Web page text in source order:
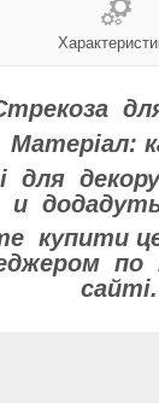
Матеріал:
для
сайті.